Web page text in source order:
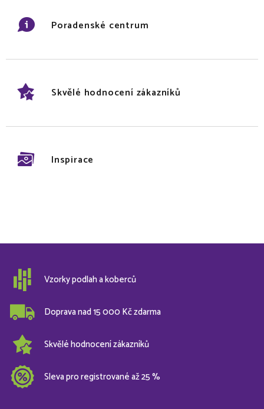
Poradenské centrum
Skvělé hodnocení zákazníků
Inspirace
Vzorky podlah a koberců
Doprava nad 15 000 Kč zdarma
Skvělé hodnocení zákazníků
Sleva pro registrované až 25 %